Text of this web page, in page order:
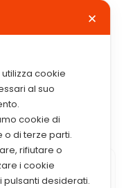
✕
cookie
al suo
cookie di
o di terze parti.
rifiutare o
i cookie
pulsanti desiderati.